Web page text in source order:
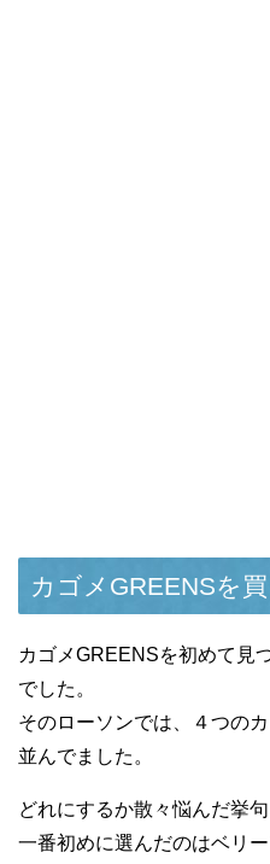
カゴメGREENSを
カゴメGREENSを初めて見
でした。
そのローソンでは、４つの
並んでました。
どれにするか散々悩んだ挙句
一番初めに選んだのはベリ